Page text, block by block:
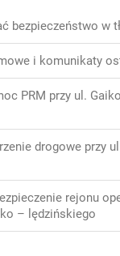
bezpieczeństwo w
i komunikaty
PRM przy ul.
drogowe przy
rejonu
– lędzińskiego